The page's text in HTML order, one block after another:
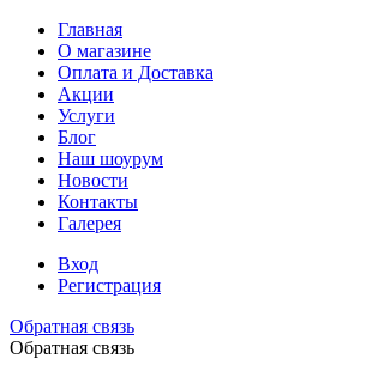
Главная
О магазине
Оплата и Доставка
Акции
Услуги
Блог
Наш шоурум
Новости
Контакты
Галерея
Вход
Регистрация
Обратная связь
Обратная связь